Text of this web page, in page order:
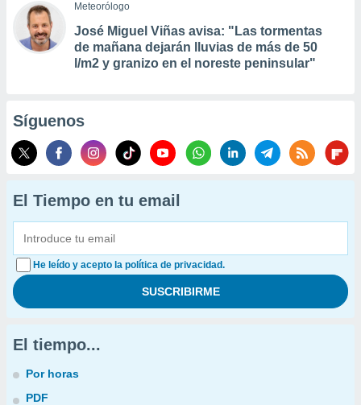
Meteorólogo
José Miguel Viñas avisa: "Las tormentas
de mañana dejarán lluvias de más de 50
l/m2 y granizo en el noreste peninsular"
Síguenos
El Tiempo en tu email
He leído y acepto la política de privacidad.
El tiempo...
Por horas
PDF